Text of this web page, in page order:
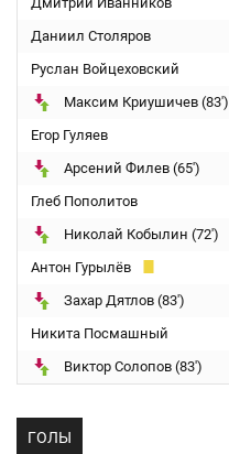
Даниил Столяров
Руслан Войцеховский
Максим Криушичев (83')
Егор Гуляев
Арсений Филев (65')
Глеб Пополитов
Николай Кобылин (72')
Антон Гурылёв
Захар Дятлов (83')
Никита Посмашный
Виктор Солопов (83')
ГОЛЫ